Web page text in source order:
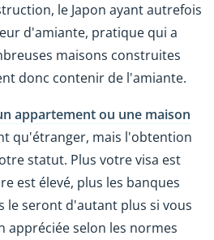
le Japon ayant autrefois
d'amiante, pratique qui a
maisons construites
donc contenir de l'amiante.
appartement ou une maison
qu'étranger, mais l'obtention
statut. Plus votre visa est
est élevé, plus les banques
le seront d'autant plus si vous
appréciée selon les normes